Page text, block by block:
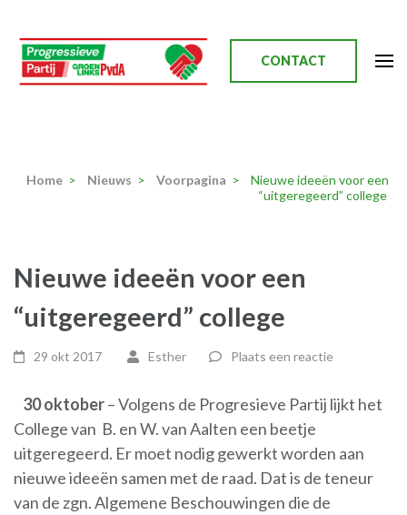
naar
inhoud
(Druk
CONTACT
Home > Nieuws > Voorpagina >
Nieuwe ideeën voor een
“uitgeregeerd” college
Nieuwe ideeën voor een
“uitgeregeerd” college
29 okt 2017 Esther Plaats een reactie
30 oktober– Volgens de Progresieve Partij lijkt het
College van B. en W. van Aalten een beetje
uitgeregeerd. Er moet nodig gewerkt worden aan
nieuwe ideeën samen met de raad. Dat is de teneur
van de zgn. Algemene Beschouwingen die de